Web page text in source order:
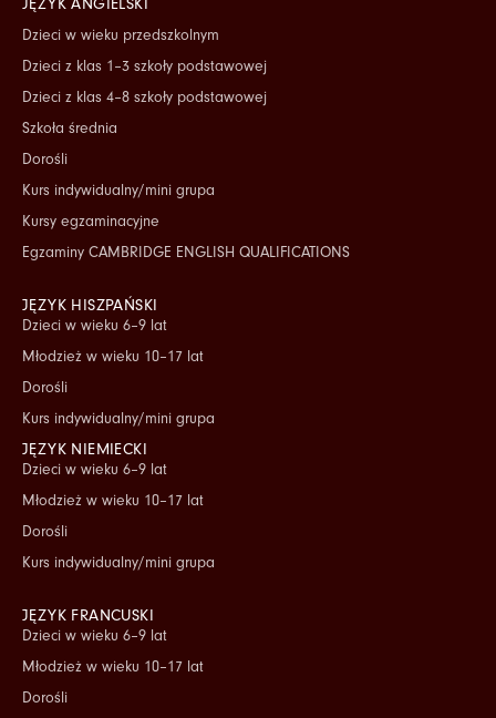
JĘZYK ANGIELSKI
Dzieci w wieku przedszkolnym
Dzieci z klas 1–3 szkoły podstawowej
Dzieci z klas 4–8 szkoły podstawowej
Szkoła średnia
Dorośli
Kurs indywidualny/mini grupa
Kursy egzaminacyjne
Egzaminy CAMBRIDGE ENGLISH QUALIFICATIONS
JĘZYK HISZPAŃSKI
Dzieci w wieku 6–9 lat
Młodzież w wieku 10–17 lat
Dorośli
Kurs indywidualny/mini grupa
JĘZYK NIEMIECKI
Dzieci w wieku 6–9 lat
Młodzież w wieku 10–17 lat
Dorośli
Kurs indywidualny/mini grupa
JĘZYK FRANCUSKI
Dzieci w wieku 6–9 lat
Młodzież w wieku 10–17 lat
Dorośli